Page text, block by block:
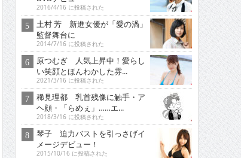
2016/4/16 に投稿された
土村 芳 新進女優が「愛の渦」
監督舞台に
2014/7/16 に投稿された
原つむぎ 人気上昇中！愛らし
い笑顔とほんわかした雰...
2021/3/16 に投稿された
稀見理都 乳首残像に触手・ア
ヘ顔・「らめぇ」……エ...
2018/3/16 に投稿された
琴子 迫力バストを引っさげイ
メージデビュー！
2015/10/16 に投稿された